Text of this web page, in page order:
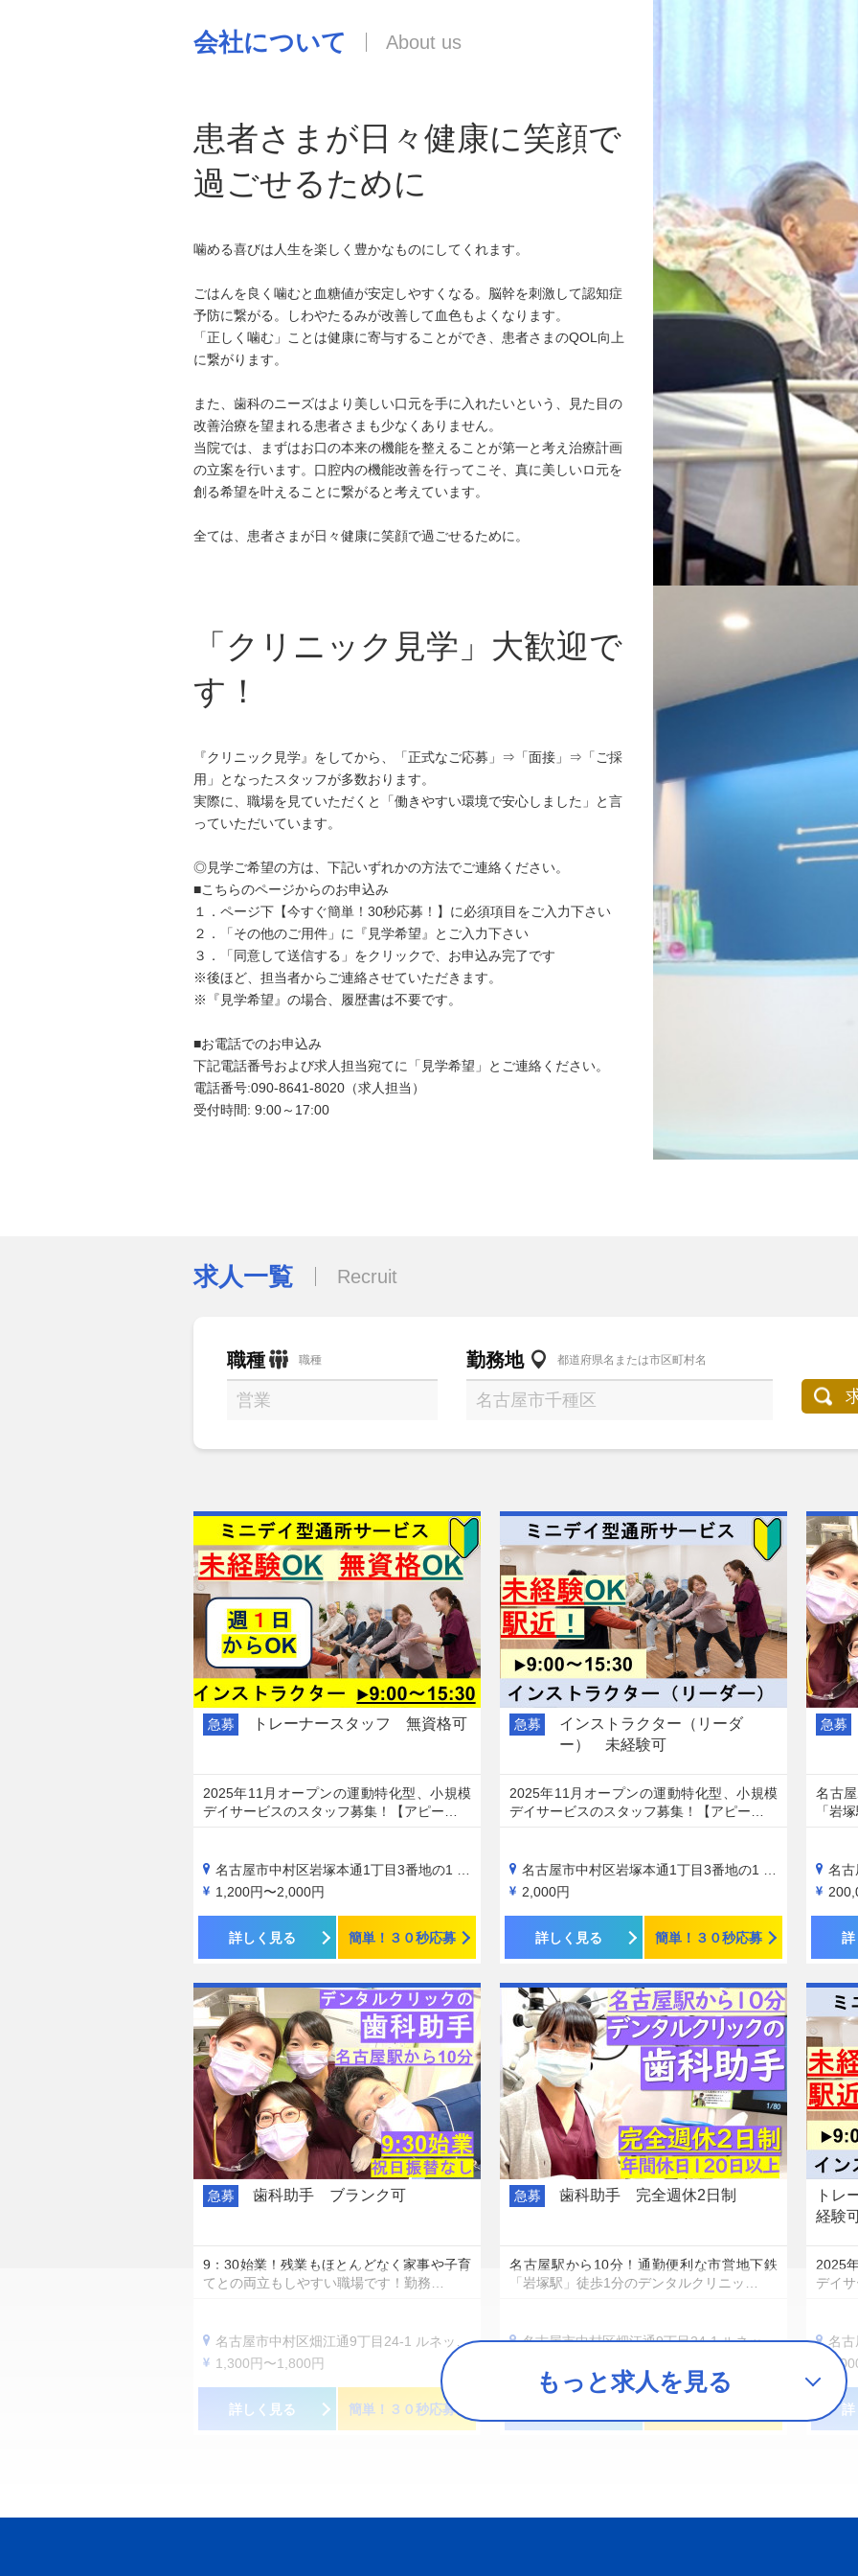
会社について
患者さまが日々健康に笑顔で
過ごせるために
噛める喜びは人生を楽しく豊かなものにしてくれます。
ごはんを良く噛むと血糖値が安定しやすくなる。脳幹を刺激して認知症
予防に繋がる。しわやたるみが改善して血色もよくなります。
「正しく噛む」ことは健康に寄与することができ、患者さまのQOL向上
に繋がります。
また、歯科のニーズはより美しい口元を手に入れたいという、見た目の
改善治療を望まれる患者さまも少なくありません。
当院では、まずはお口の本来の機能を整えることが第一と考え治療計画
の立案を行います。口腔内の機能改善を行ってこそ、真に美しいロ元を
創る希望を叶えることに繋がると考えています。
全ては、患者さまが日々健康に笑顔で過ごせるために。
「クリニック見学」大歓迎で
す！
『クリニック見学』をしてから、「正式なご応募」⇒「面接」⇒「ご採
用」となったスタッフが多数おります。
実際に、職場を見ていただくと「働きやすい環境で安心しました」と言
っていただいています。
◎見学ご希望の方は、下記いずれかの方法でご連絡ください。
■こちらのページからのお申込み
１．ページ下【今すぐ簡単！30秒応募！】に必須項目をご入力下さい
２．「その他のご用件」に『見学希望』とご入力下さい
３．「同意して送信する」をクリックで、お申込み完了です
※後ほど、担当者からご連絡させていただきます。
※『見学希望』の場合、履歴書は不要です。
■お電話でのお申込み
下記電話番号および求人担当宛てに「見学希望」とご連絡ください。
電話番号:090-8641-8020（求人担当）
受付時間: 9:00～17:00
求人一覧 Recruit
職種 職種 勤務地 都道府県名または市区町村名
急募 トレーナースタッフ 無資格可
2025年11月オープンの運動特化型、小規模
デイサービスのスタッフ募集！【アピー…
名古屋市中村区岩塚本通1丁目3番地の1 冨田ビル1階
1,200円〜2,000円
詳しく見る 簡単！３０秒応募
急募
インストラクター（リーダ
ー） 未経験可
2025年11月オープンの運動特化型、小規模
デイサービスのスタッフ募集！【アピー…
名古屋市中村区岩塚本通1丁目3番地の1 冨田ビル1階
2,000円
詳しく見る 簡単！３０秒応募
急募
名古
「岩
名古
詳
急募 歯科助手 ブランク可
9：30始業！残業もほとんどなく家事や子育
てとの両立もしやすい職場です！勤務…
名古屋市中村区畑江通9丁目24-1 ルネッサ岩塚1階
1,300円〜1,800円
詳しく見る 簡単！３０秒応募
急募 歯科助手 完全週休2日制
名古屋駅から10分！通勤便利な市営地下鉄
「岩塚駅」徒歩1分のデンタルクリニッ…
名古屋市中村区畑江通9丁目24-1 ルネッサ岩塚1階
トレ
経
2025
デイ
名古
詳
もっと求人を見る